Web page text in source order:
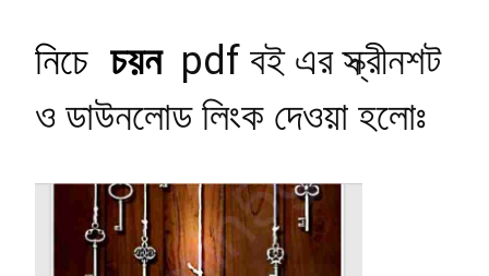
নিচে চয়ন pdf বই এর স্ক্রীনশট
ও ডাউনলোড লিংক দেওয়া হলোঃ